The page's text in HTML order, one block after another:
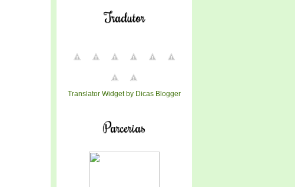
Tradutor
Translator Widget by Dicas Blogger
Parcerias